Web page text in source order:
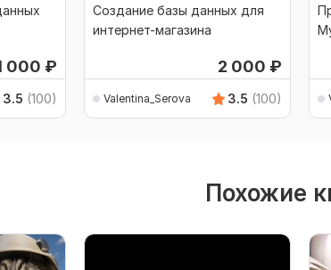
000 ₽
3.5 (100)
Создание базы данных для
интернет-магазина
2 000 ₽
Valentina_Serova 3.5 (100)
Похожие